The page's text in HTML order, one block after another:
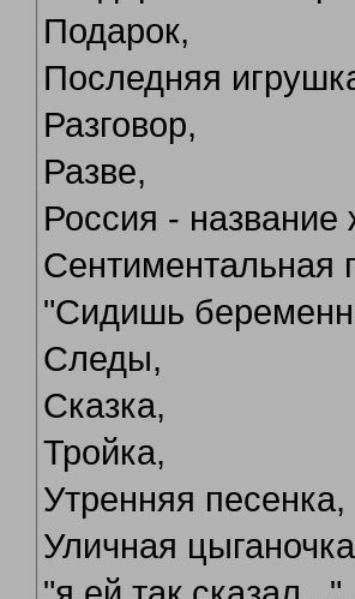
Подарок,
Последняя
Разговор,
Разве,
Россия - название
Сентиментальная
"Сидишь
Следы,
Сказка,
Тройка,
Утренняя песенка,
Уличная